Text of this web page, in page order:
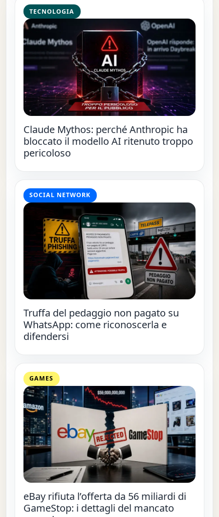
TECNOLOGIA
Claude Mythos: perché Anthropic ha
bloccato il modello AI ritenuto troppo
pericoloso
SOCIAL NETWORK
Truffa del pedaggio non pagato su
WhatsApp: come riconoscerla e
difendersi
GAMES
eBay rifiuta l’offerta da 56 miliardi di
GameStop: i dettagli del mancato